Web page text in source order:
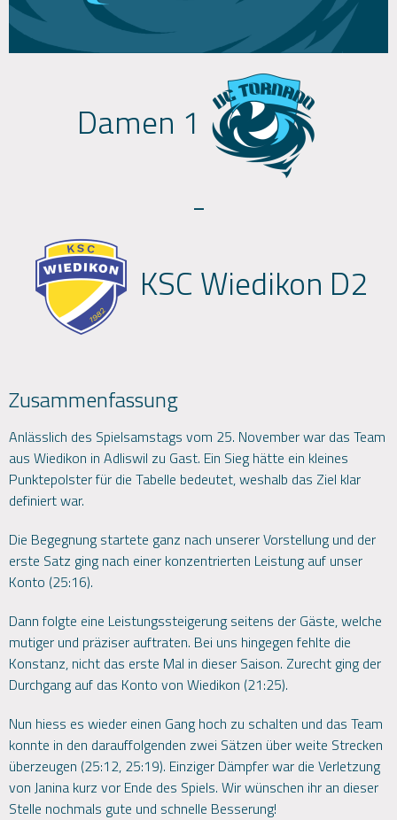
Damen 1
-
KSC Wiedikon D2
Zusammenfassung
Anlässlich des Spielsamstags vom 25. November war das Team
aus Wiedikon in Adliswil zu Gast. Ein Sieg hätte ein kleines
Punktepolster für die Tabelle bedeutet, weshalb das Ziel klar
definiert war.
Die Begegnung startete ganz nach unserer Vorstellung und der
erste Satz ging nach einer konzentrierten Leistung auf unser
Konto (25:16).
Dann folgte eine Leistungssteigerung seitens der Gäste, welche
mutiger und präziser auftraten. Bei uns hingegen fehlte die
Konstanz, nicht das erste Mal in dieser Saison. Zurecht ging der
Durchgang auf das Konto von Wiedikon (21:25).
Nun hiess es wieder einen Gang hoch zu schalten und das Team
konnte in den darauffolgenden zwei Sätzen über weite Strecken
überzeugen (25:12, 25:19). Einziger Dämpfer war die Verletzung
von Janina kurz vor Ende des Spiels. Wir wünschen ihr an dieser
Stelle nochmals gute und schnelle Besserung!